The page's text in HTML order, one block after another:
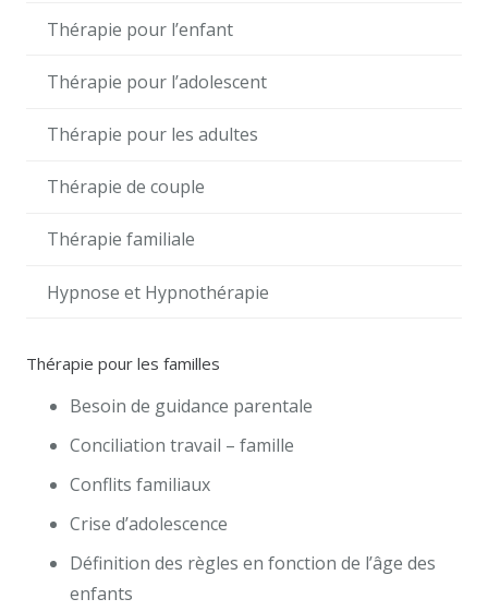
Thérapie pour l’enfant
Thérapie pour l’adolescent
Thérapie pour les adultes
Thérapie de couple
Thérapie familiale
Hypnose et Hypnothérapie
Thérapie pour les familles
Besoin de guidance parentale
Conciliation travail – famille
Conflits familiaux
Crise d’adolescence
Définition des règles en fonction de l’âge des
enfants